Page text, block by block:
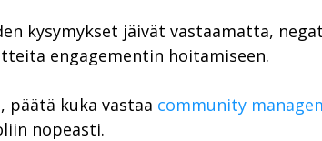
kysymykset jäivät vastaamatta,
engagementin hoitamiseen.
päätä kuka vastaa community
nopeasti.